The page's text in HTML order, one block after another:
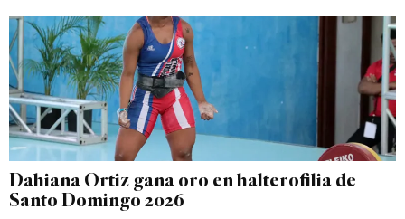
Dahiana Ortiz gana oro en halterofilia de
Santo Domingo 2026